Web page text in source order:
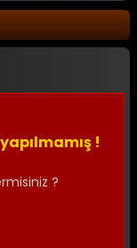
!
?